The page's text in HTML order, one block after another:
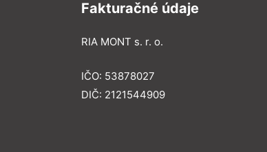
Fakturačné údaje
RIA MONT s. r. o.
IČO: 53878027
DIČ: 2121544909